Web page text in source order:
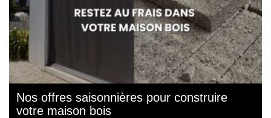
Nos offres saisonnières pour construire
votre maison bois